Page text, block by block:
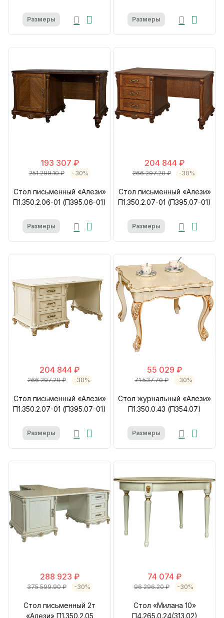
Размеры Размеры
193 307 ₽
251 299.10 ₽ -30%
Стол письменный «Алези»
П1.350.2.06-01 (П395.06-01)
Размеры
204 844 ₽
266 297.20 ₽ -30%
Стол письменный «Алези»
П1.350.2.07-01 (П395.07-01)
Размеры
204 844 ₽
266 297.20 ₽ -30%
Стол письменный «Алези»
П1.350.2.07-01 (П395.07-01)
Размеры
55 029 ₽
71 537.70 ₽ -30%
Стол журнальный «Алези»
П1.350.0.43 (П354.07)
Размеры
288 923 ₽
375 599.90 ₽ -30%
Стол письменный 2т
«Алези» П1.350.2.05
74 074 ₽
96 296.20 ₽ -30%
Стол «Милана 10»
П4.265.0.24(313.02)